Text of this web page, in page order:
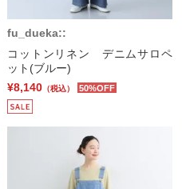
fu_dueka::
コットンリネン デニムサロペ
ット(ブルー)
¥8,140 （税込） 50%OFF